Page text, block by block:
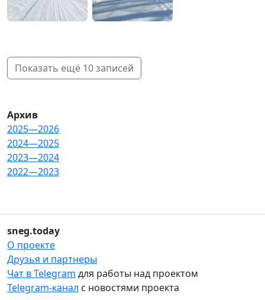
Показать ещё 10 записей
Архив
2025—2026
2024—2025
2023—2024
2022—2023
sneg.today
О проекте
Друзья и партнеры
Чат в Telegram для работы над проектом
Telegram-канал с новостями проекта